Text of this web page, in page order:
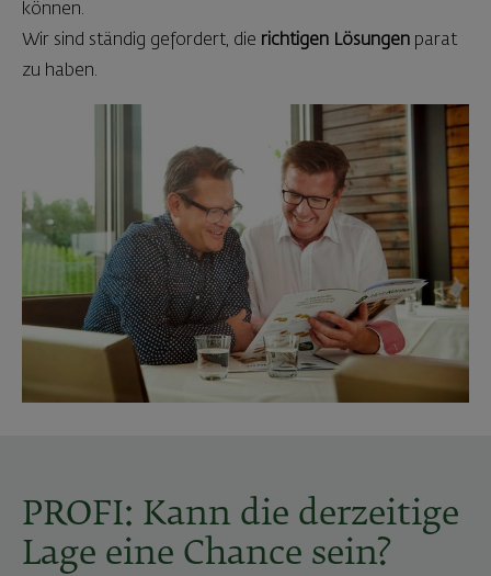
können.
Wir sind ständig gefordert, die richtigen Lösungen parat
zu haben.
PROFI: Kann die derzeitige
Lage eine Chance sein?